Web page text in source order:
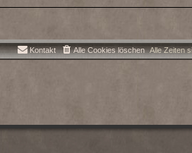
Alle Zeiten
Alle Cookies löschen
Kontakt